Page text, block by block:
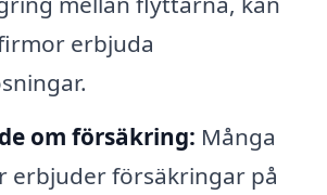
erbjuda
om försäkring: Många
försäkringar på